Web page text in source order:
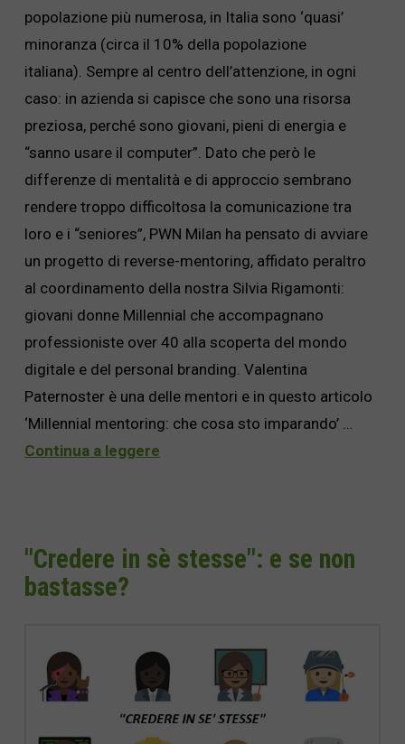
popolazione più numerosa, in Italia sono ‘quasi’
minoranza (circa il 10% della popolazione
italiana). Sempre al centro dell’attenzione, in ogni
caso: in azienda si capisce che sono una risorsa
preziosa, perché sono giovani, pieni di energia e
“sanno usare il computer”. Dato che però le
differenze di mentalità e di approccio sembrano
rendere troppo difficoltosa la comunicazione tra
loro e i “seniores”, PWN Milan ha pensato di avviare
un progetto di reverse-mentoring, affidato peraltro
al coordinamento della nostra Silvia Rigamonti:
giovani donne Millennial che accompagnano
professioniste over 40 alla scoperta del mondo
digitale e del personal branding. Valentina
Paternoster è una delle mentori e in questo articolo
‘Millennial mentoring: che cosa sto imparando’ …
Continua a leggere
"Credere in sè stesse": e se non
bastasse?